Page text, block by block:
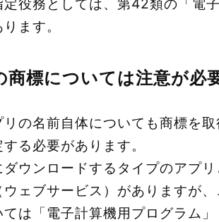
役務としては、第42類の「電
ます。
標については注意が必
の名前自体についても商標を
る必要があります。
ウンロードするタイプのアプ
ェブサービス）がありますが
は「電子計算機用プログラム